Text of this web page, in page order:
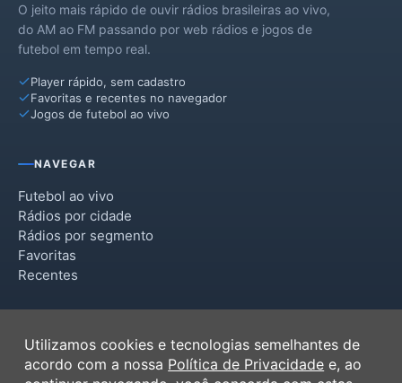
Passos Maia
Ponte Serrada
Quilombo
Santiago do Sul
Vargeão
Xanxerê
Xaxim
O jeito mais rápido de ouvir rádios brasileiras ao vivo,
do AM ao FM passando por web rádios e jogos de
futebol em tempo real.
Player rápido, sem cadastro
Favoritas e recentes no navegador
Jogos de futebol ao vivo
NAVEGAR
Futebol ao vivo
Rádios por cidade
Rádios por segmento
Favoritas
Recentes
Termos de Uso
Política de Privacidade
Utilizamos cookies e tecnologias semelhantes de
acordo com a nossa Política de Privacidade e, ao